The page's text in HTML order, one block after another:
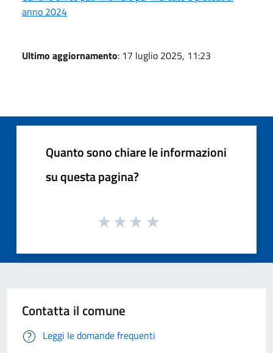
anno 2024
Ultimo aggiornamento: 17 luglio 2025, 11:23
Quanto sono chiare le informazioni
su questa pagina?
Contatta il comune
Leggi le domande frequenti